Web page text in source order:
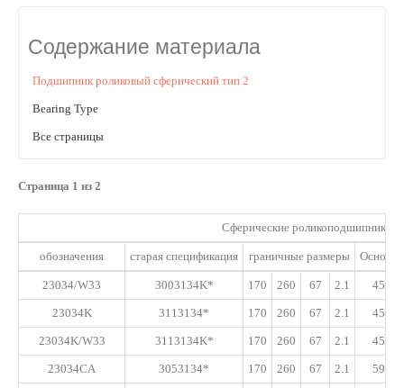
Содержание материала
Подшипник роликовый сферический тип 2
Bearing Type
Все страницы
Страница 1 из 2
Сферические роликоподшипники
обозначения старая спецификация граничные размеры
23034/W33 3003134K* 170 260 67 2.1 450
23034K 3113134* 170 260 67 2.1 450
23034K/W33 3113134K* 170 260 67 2.1 450
23034CA 3053134* 170 260 67 2.1 595